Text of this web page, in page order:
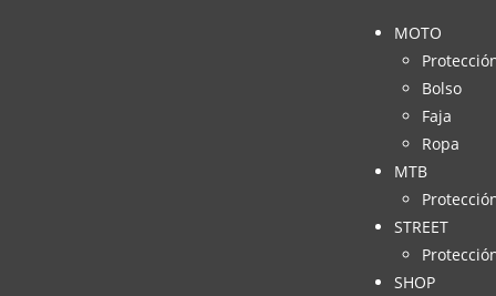
MOTO
Bolso
Faja
Ropa
MTB
STREET
SHOP